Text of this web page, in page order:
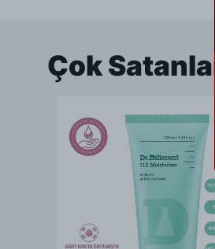
Çok Satanlar